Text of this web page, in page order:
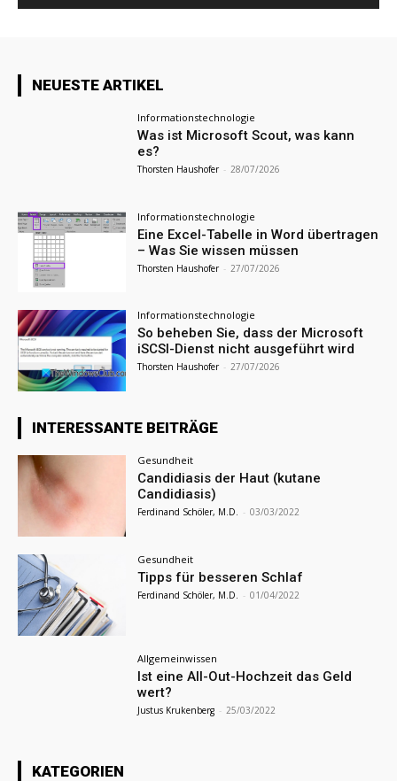
NEUESTE ARTIKEL
Informationstechnologie
Was ist Microsoft Scout, was kann
es?
Thorsten Haushofer - 28/07/2026
Informationstechnologie
Eine Excel-Tabelle in Word übertragen
– Was Sie wissen müssen
Thorsten Haushofer - 27/07/2026
Informationstechnologie
So beheben Sie, dass der Microsoft
iSCSI-Dienst nicht ausgeführt wird
Thorsten Haushofer - 27/07/2026
INTERESSANTE BEITRÄGE
Gesundheit
Candidiasis der Haut (kutane
Candidiasis)
Ferdinand Schöler, M.D. - 03/03/2022
Gesundheit
Tipps für besseren Schlaf
Ferdinand Schöler, M.D. - 01/04/2022
Allgemeinwissen
Ist eine All-Out-Hochzeit das Geld
wert?
Justus Krukenberg - 25/03/2022
KATEGORIEN